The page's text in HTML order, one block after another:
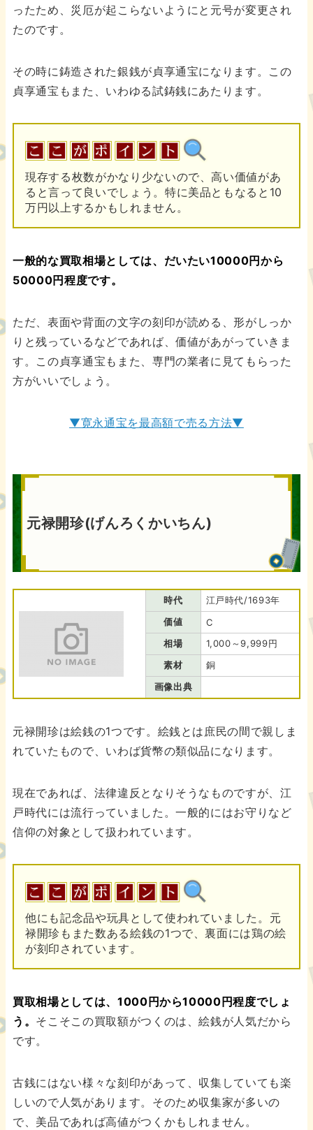
ったため、災厄が起こらないようにと元号が変更され
たのです。
その時に鋳造された銀銭が貞享通宝になります。この
貞享通宝もまた、いわゆる試鋳銭にあたります。
現存する枚数がかなり少ないので、高い価値があ
ると言って良いでしょう。特に美品ともなると10
万円以上するかもしれません。
一般的な買取相場としては、だいたい10000円から
50000円程度です。
ただ、表面や背面の文字の刻印が読める、形がしっか
りと残っているなどであれば、価値があがっていきま
す。この貞享通宝もまた、専門の業者に見てもらった
方がいいでしょう。
▼寛永通宝を最高額で売る方法▼
元禄開珍(げんろくかいちん)
時代
江戸時代/1693年
価値
C
相場
1,000～9,999円
素材
銅
画像出典
元禄開珍は絵銭の1つです。絵銭とは庶民の間で親しま
れていたもので、いわば貨幣の類似品になります。
現在であれば、法律違反となりそうなものですが、江
戸時代には流行っていました。一般的にはお守りなど
信仰の対象として扱われています。
他にも記念品や玩具として使われていました。元
禄開珍もまた数ある絵銭の1つで、裏面には鶏の絵
が刻印されています。
買取相場としては、1000円から10000円程度でしょ
う。 そこそこの買取額がつくのは、絵銭が人気だから
です。
古銭にはない様々な刻印があって、収集していても楽
しいので人気があります。そのため収集家が多いの
で、美品であれば高値がつくかもしれません。